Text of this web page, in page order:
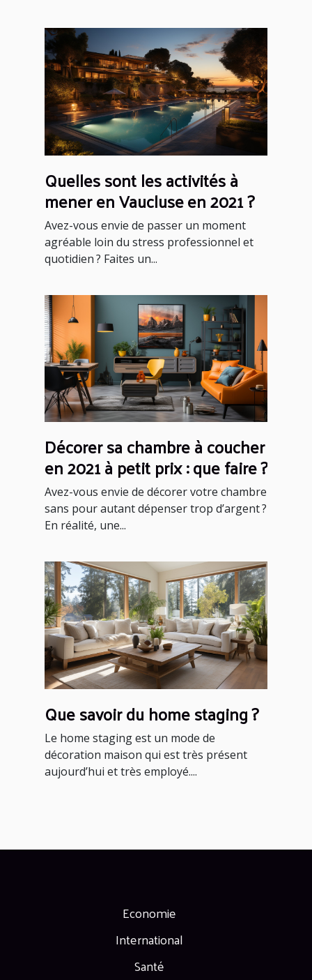
Quelles sont les activités à
mener en Vaucluse en 2021 ?
Avez-vous envie de passer un moment
agréable loin du stress professionnel et
quotidien ? Faites un...
Décorer sa chambre à coucher
en 2021 à petit prix : que faire ?
Avez-vous envie de décorer votre chambre
sans pour autant dépenser trop d’argent ?
En réalité, une...
Que savoir du home staging ?
Le home staging est un mode de
décoration maison qui est très présent
aujourd’hui et très employé....
Economie
International
Santé